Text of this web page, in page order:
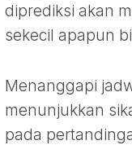
diprediksi akan
sekecil apapun
Menanggapi
menunjukkan
pada